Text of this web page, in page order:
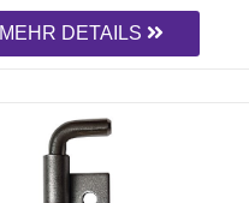
MEHR DETAILS